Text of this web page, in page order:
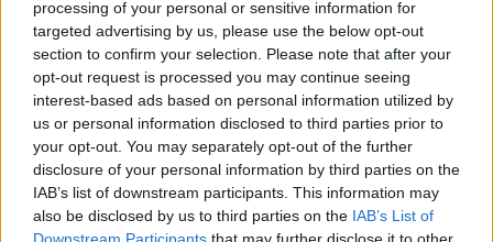
processing of your personal or sensitive information for
targeted advertising by us, please use the below opt-out
section to confirm your selection. Please note that after your
opt-out request is processed you may continue seeing
interest-based ads based on personal information utilized by
us or personal information disclosed to third parties prior to
your opt-out. You may separately opt-out of the further
disclosure of your personal information by third parties on the
IAB’s list of downstream participants. This information may
also be disclosed by us to third parties on the IAB’s List of
Ramūnui Karbauskiui prieštaravę bendražygiai keičia
toną
Žinios Lietuvos diena
00:04:58
Nustebsite sužinoję, kokią vietą „Eurovizijoje“ spėja
Ievai Zasimauskaitei
Žinios | Pramogos